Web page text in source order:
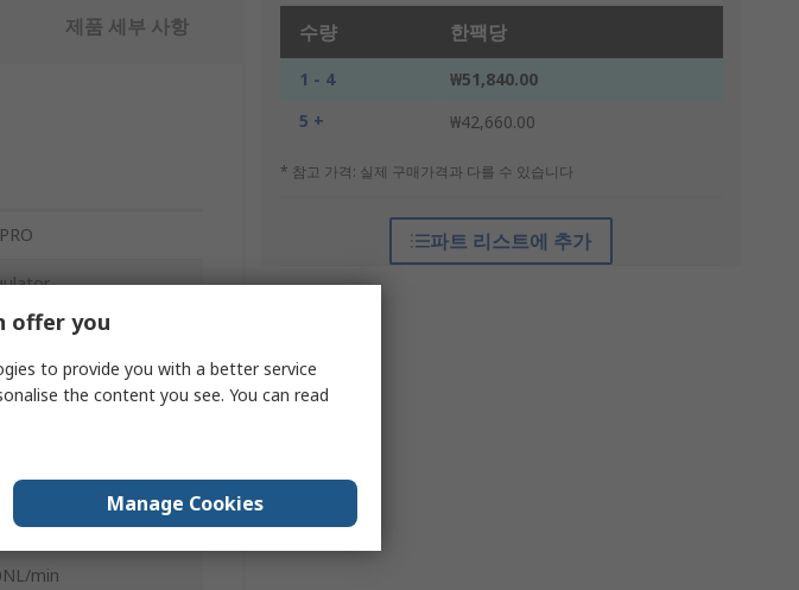
수량 한팩당
1 - 4
₩51,840.00
5 +
₩42,660.00
* 참고 가격: 실제 구매가격과 다를 수 있습니다
파트 리스트에 추가
제품 세부 사항
8
Plated Brass
min
offer you
to provide you with a better service
the content you see. You can read
Manage Cookies